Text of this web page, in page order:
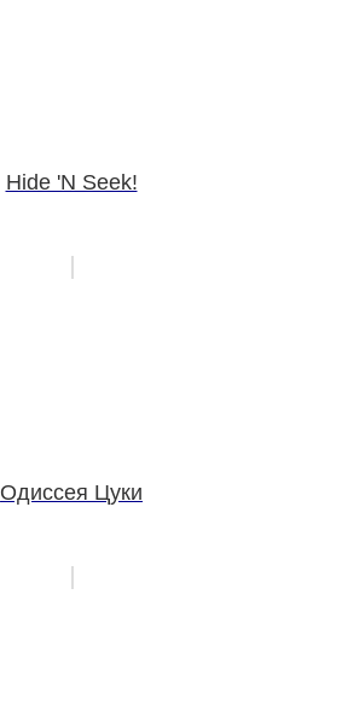
Hide 'N Seek!
Одиссея Цуки